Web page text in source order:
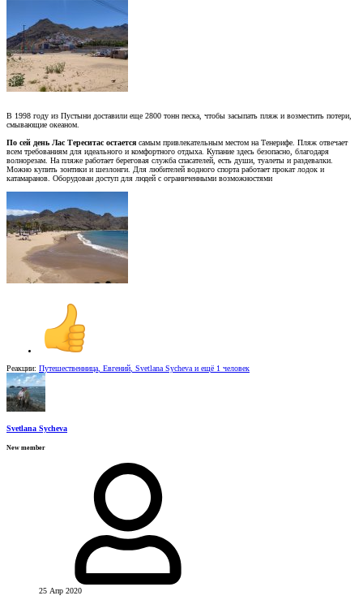
В 1998 году из Пустыни доставили еще 2800 тонн песка, чтобы засыпать пляж и возместить потери,
смывающие океаном.
По сей день Лас Тереситас остается самым привлекательным местом на Тенерифе. Пляж отвечает
всем требованиям для идеального и комфортного отдыха. Купание здесь безопасно, благодаря
волнорезам. На пляже работает береговая служба спасателей, есть души, туалеты и раздевалки.
Можно купить зонтики и шезлонги. Для любителей водного спорта работает прокат лодок и
катамаранов. Оборудован доступ для людей с ограниченными возможностями
Реакции: Путешественница Евгений Svetlana Sycheva и ещё 1 человек
Svetlana Sycheva
New member
25 Апр 2020